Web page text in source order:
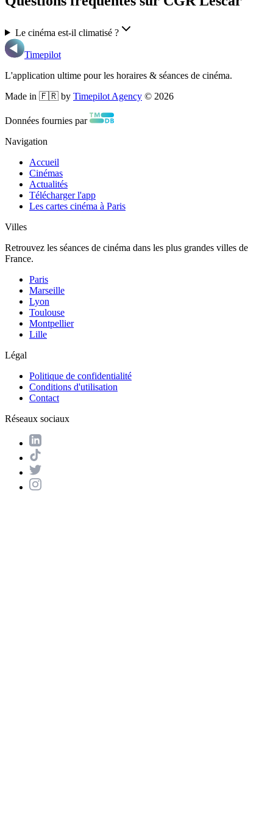
Le cinéma est-il climatisé ?
Timepilot
L'application ultime pour les horaires & séances de cinéma.
Made in 🇫🇷 by Timepilot Agency © 2026
Données fournies par
Navigation
Accueil
Cinémas
Actualités
Télécharger l'app
Les cartes cinéma à Paris
Villes
Retrouvez les séances de cinéma dans les plus grandes villes de
France.
Paris
Marseille
Lyon
Toulouse
Montpellier
Lille
Légal
Politique de confidentialité
Conditions d'utilisation
Contact
Réseaux sociaux